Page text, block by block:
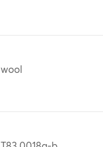
wool